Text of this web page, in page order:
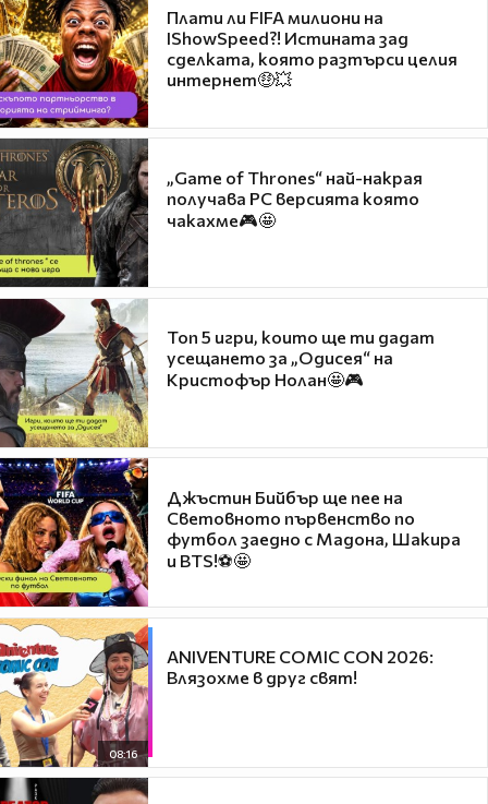
Плати ли FIFA милиони на
IShowSpeed?! Истината зад
сделката, която разтърси целия
интернет🤑💥
„Game of Thrones“ най-накрая
получава PC версията която
чакахме🎮🤩
Топ 5 игри, които ще ти дадат
усещането за „Одисея“ на
Кристофър Нолан🤩🎮
Джъстин Бийбър ще пее на
Световното първенство по
футбол заедно с Мадона, Шакира
и BTS!⚽🤩
08:16
ANIVENTURE COMIC CON 2026:
Влязохме в друг свят!